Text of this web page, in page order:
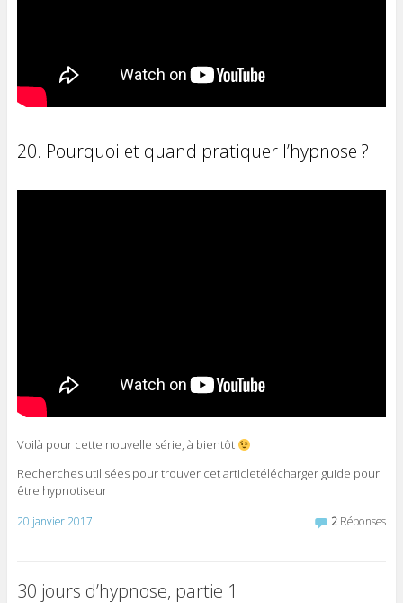
20. Pourquoi et quand pratiquer l’hypnose ?
Voilà pour cette nouvelle série, à bientôt
Recherches utilisées pour trouver cet articletélécharger guide pour
être hypnotiseur
20 janvier 2017 2 Réponses
30 jours d’hypnose, partie 1